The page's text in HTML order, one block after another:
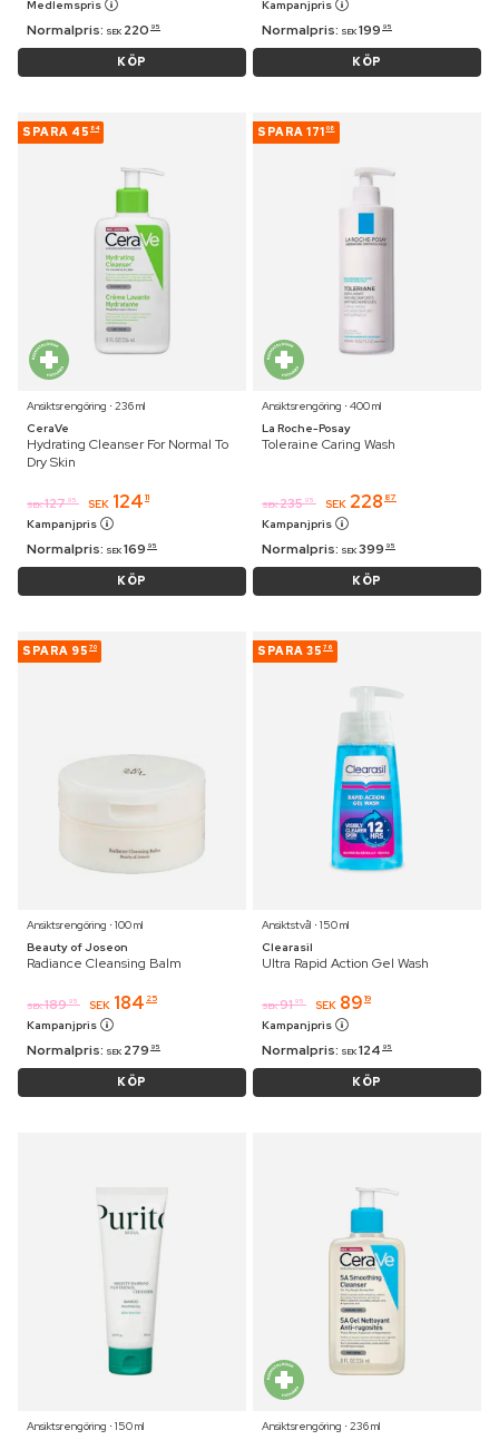
Medlemspris
Normalpris: SEK 220 95
KÖP
Kampanjpris
Normalpris: SEK 199 95
KÖP
SPARA 45 84
Ansiktsrengöring ⋅ 236 ml
CeraVe
Hydrating Cleanser For Normal To
Dry Skin
SEK 127 95 SEK 124 11
Kampanjpris
Normalpris: SEK 169 95
KÖP
SPARA 171 08
Ansiktsrengöring ⋅ 400 ml
La Roche-Posay
Toleraine Caring Wash
SEK 235 95 SEK 228 87
Kampanjpris
Normalpris: SEK 399 95
KÖP
SPARA 95 70
Ansiktsrengöring ⋅ 100 ml
Beauty of Joseon
Radiance Cleansing Balm
SEK 189 95 SEK 184 25
Kampanjpris
Normalpris: SEK 279 95
KÖP
SPARA 35 76
Ansiktstvål ⋅ 150 ml
Clearasil
Ultra Rapid Action Gel Wash
SEK 91 95 SEK 89 19
Kampanjpris
Normalpris: SEK 124 95
KÖP
Ansiktsrengöring ⋅ 150 ml Ansiktsrengöring ⋅ 236 ml